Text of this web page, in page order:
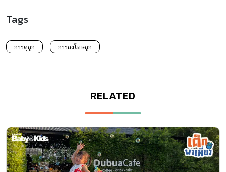
Tags
การดุลูก การลงโทษลูก
RELATED